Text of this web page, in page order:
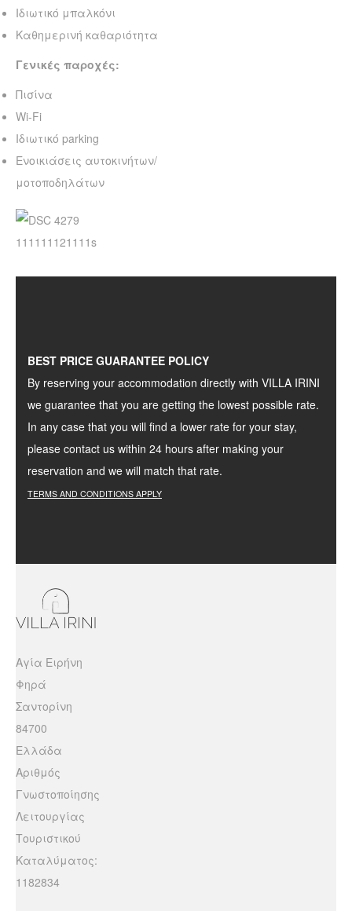
Ιδιωτικό μπαλκόνι
Καθημερινή καθαριότητα
Γενικές παροχές:
Πισίνα
Wi-Fi
Ιδιωτικό parking
Ενοικιάσεις αυτοκινήτων/
μοτοποδηλάτων
BEST PRICE GUARANTEE POLICY
By reserving your accommodation directly with VILLA IRINI
we guarantee that you are getting the lowest possible rate.
In any case that you will find a lower rate for your stay,
please contact us within 24 hours after making your
reservation and we will match that rate.
TERMS AND CONDITIONS APPLY
Αγία Ειρήνη
Φηρά
Σαντορίνη
84700
Ελλάδα
Αριθμός
Γνωστοποίησης
Λειτουργίας
Τουριστικού
Καταλύματος:
1182834